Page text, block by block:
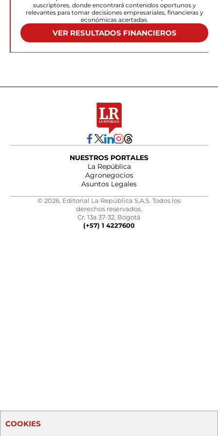
suscriptores, donde encontrará contenidos oportunos y
relevantes para tomar decisiones empresariales, financieras y
económicas acertadas.
VER RESULTADOS FINANCIEROS
NUESTROS PORTALES
La República
Agronegocios
Asuntos Legales
© 2026, Editorial La República S.A.S. Todos los
derechos reservados.
Cr. 13a 37-32, Bogotá
(+57) 1 4227600
COOKIES